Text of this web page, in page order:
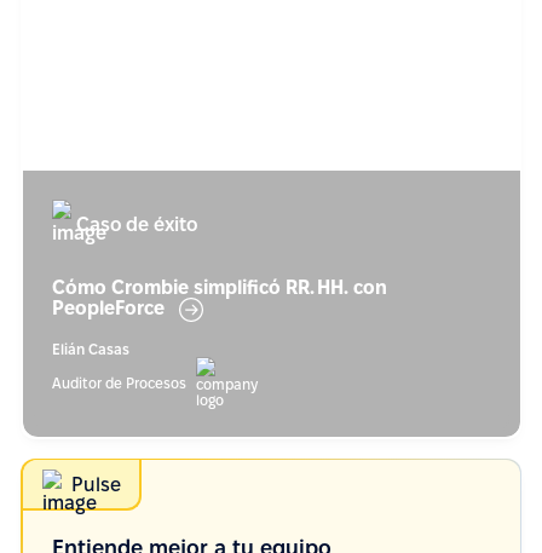
Caso de éxito
Cómo Crombie simplificó RR. HH. con
PeopleForce
Elián Casas
Auditor de Procesos
Pulse
Entiende mejor a tu equipo